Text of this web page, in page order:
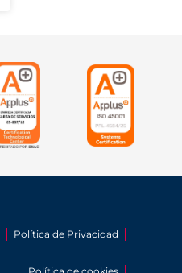
Política de Privacidad